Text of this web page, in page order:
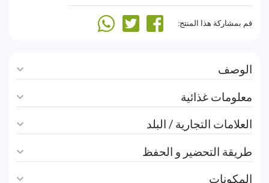
قم بمشاركة هذا المنتج:
الوصف
معلومات غذائية
العلامات التجارية / البلد
طريقة التحضير و الحفظ
المكونات